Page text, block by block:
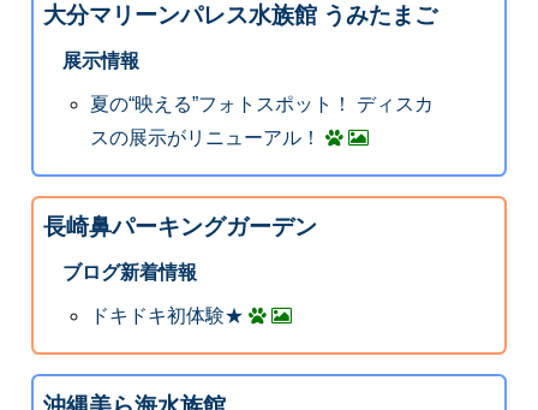
大分マリーンパレス水族館 うみたまご
展示情報
夏の“映える”フォトスポット！ ディスカ
スの展示がリニューアル！
長崎鼻パーキングガーデン
ブログ新着情報
ドキドキ初体験★